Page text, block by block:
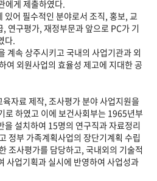
에게 제출하였다.
있어 필수적인 분야로서 조직, 홍보, 교
연구평가, 재정부문과 앞으로 PC가 기
다.
계속 상주시키고 국내의 사업기관과 외
여 외원사업의 효율성 제고에 지대한 공
자료 제작, 조사평가 분야 사업지원을
로 하였고 이에 보건사회부는 1965년부
을 설치하여 15명의 연구직과 자료정리
정부 가족계획사업의 장단기계획 수립
조사평가를 담당하고, 국내외의 기술적
사업기획과 실시에 반영하여 사업성과